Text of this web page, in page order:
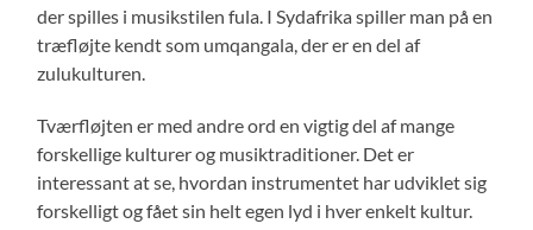
der spilles i musikstilen fula. I Sydafrika spiller man på en
træfløjte kendt som umqangala, der er en del af
zulukulturen.
Tværfløjten er med andre ord en vigtig del af mange
forskellige kulturer og musiktraditioner. Det er
interessant at se, hvordan instrumentet har udviklet sig
forskelligt og fået sin helt egen lyd i hver enkelt kultur.